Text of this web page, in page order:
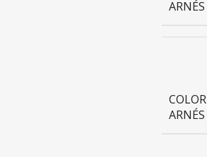
ARNÉS
COLOR
ARNÉS